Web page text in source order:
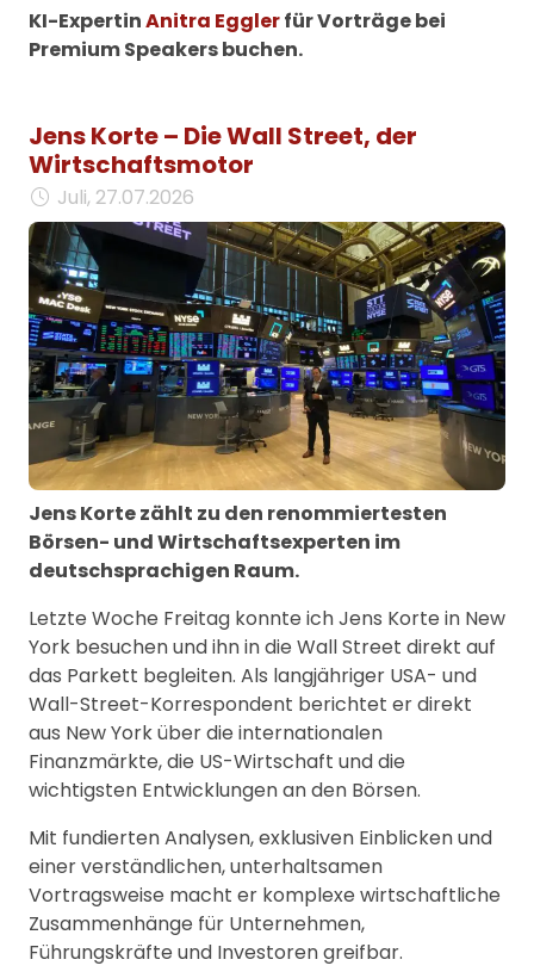
KI-ExpertinAnitra Egglerfür Vorträge bei
Premium Speakers buchen.
Jens Korte – Die Wall Street, der
Wirtschaftsmotor
Juli, 27.07.2026
Jens Korte zählt zu den renommiertesten
Börsen- und Wirtschaftsexperten im
deutschsprachigen Raum.
Letzte Woche Freitag konnte ich Jens Korte in New
York besuchen und ihn in die Wall Street direkt auf
das Parkett begleiten. Als langjähriger USA- und
Wall-Street-Korrespondent berichtet er direkt
aus New York über die internationalen
Finanzmärkte, die US-Wirtschaft und die
wichtigsten Entwicklungen an den Börsen.
Mit fundierten Analysen, exklusiven Einblicken und
einer verständlichen, unterhaltsamen
Vortragsweise macht er komplexe wirtschaftliche
Zusammenhänge für Unternehmen,
Führungskräfte und Investoren greifbar.